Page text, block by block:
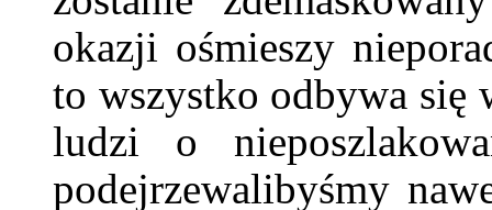
okazji ośmieszy
to wszystko odbywa się
ludzi o
podejrzewalibyśmy